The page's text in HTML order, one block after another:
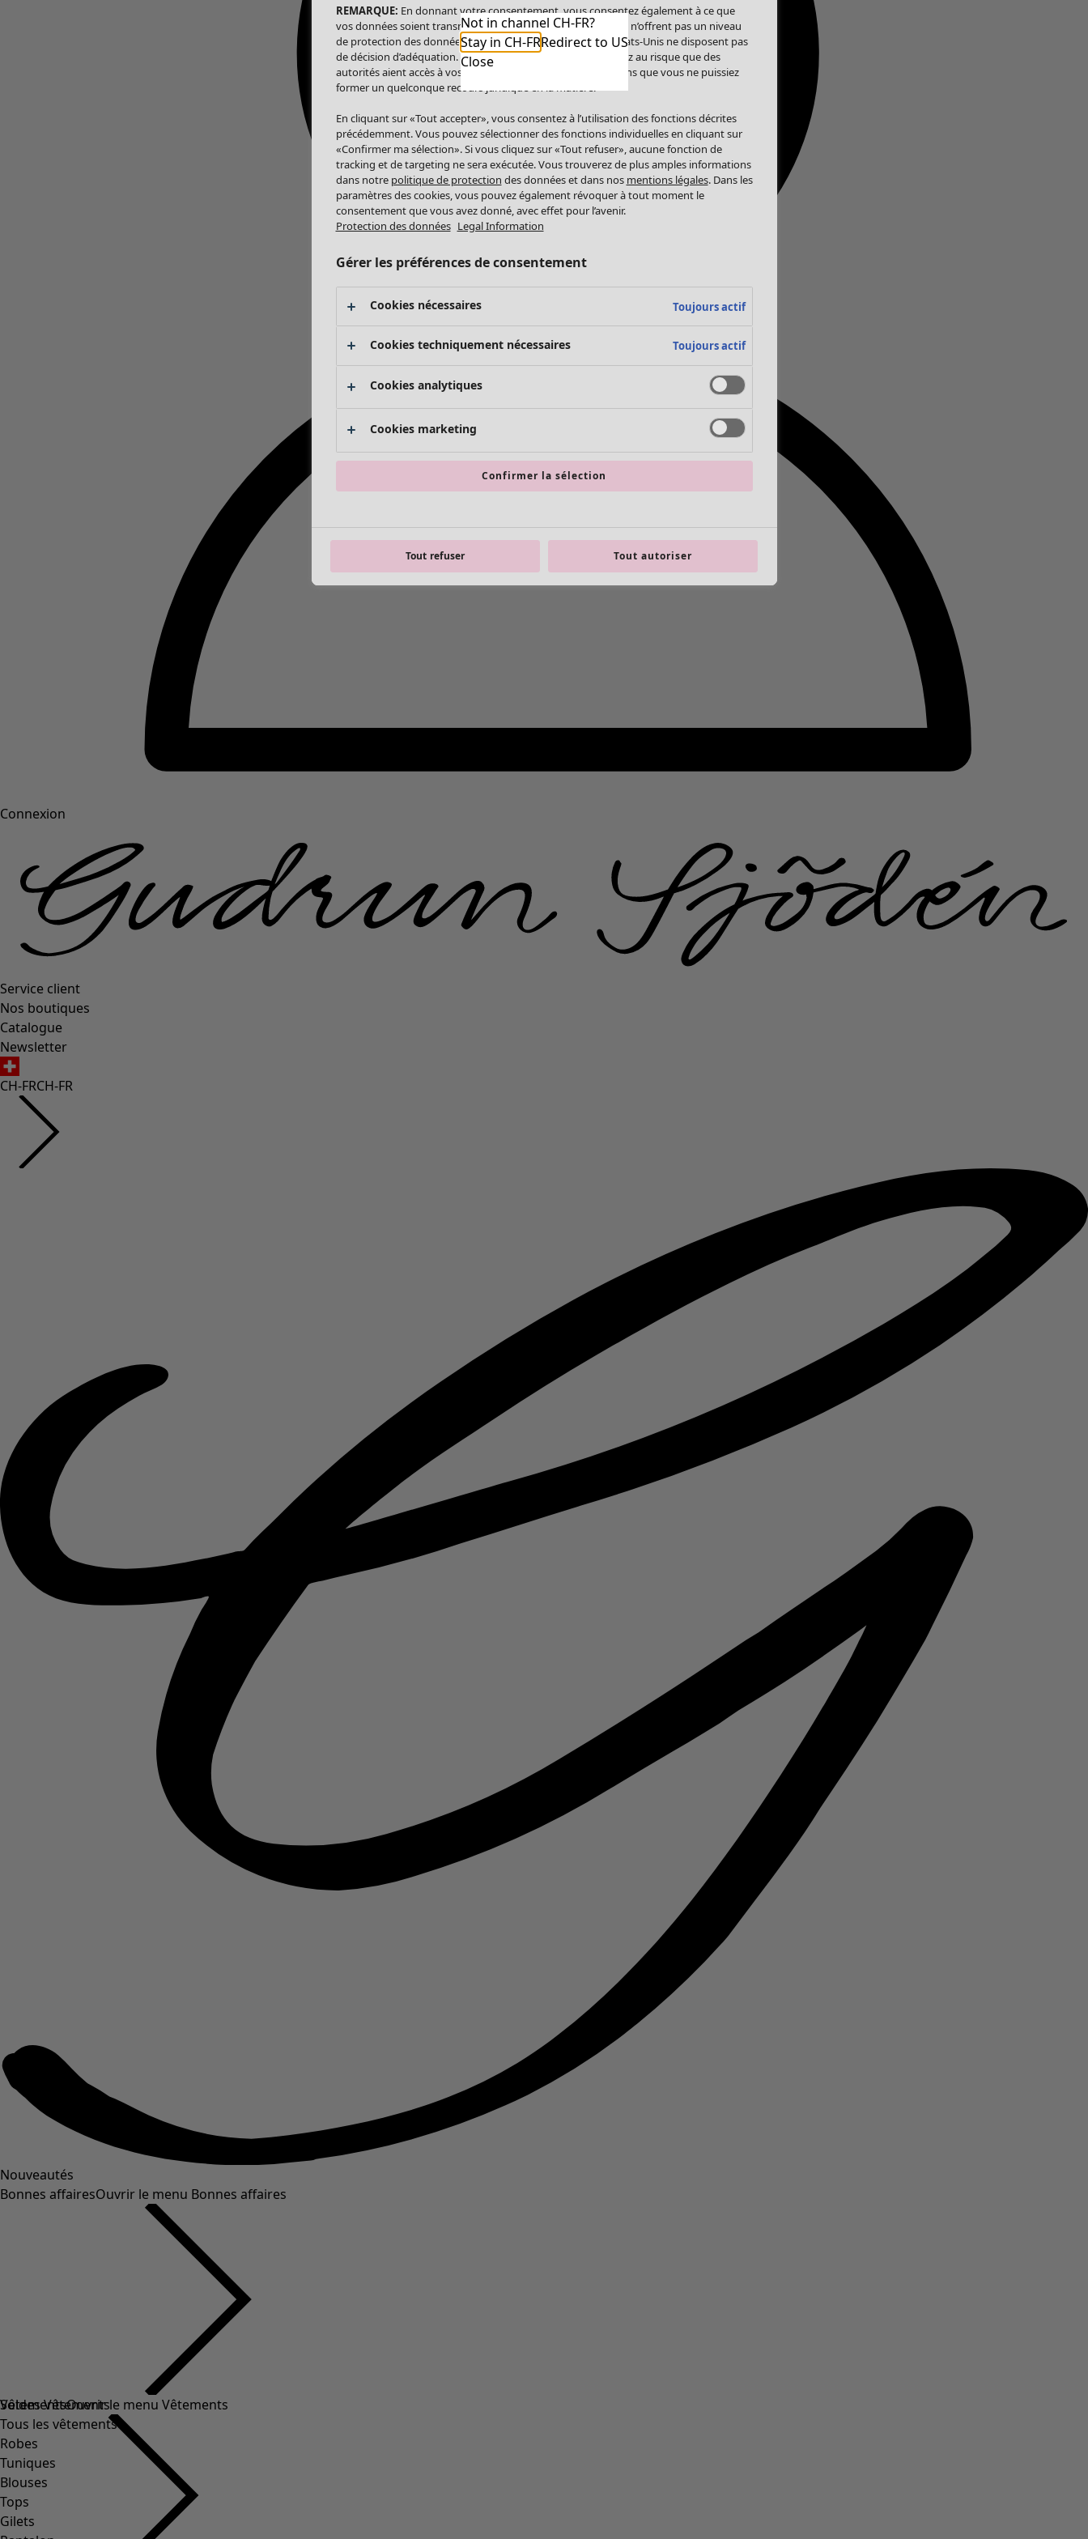
Connexion
Service client
Nos boutiques
Catalogue
Newsletter
CH-FRCH-FR
Nouveautés
Bonnes affairesOuvrir le menu Bonnes affaires
Soldes Vêtements
Tous les vêtements
Robes
Tuniques
Blouses
Tops
Gilets
VêtementsOuvrir le menu Vêtements
Not in channel CH-FR?
Stay in CH-FRRedirect to US
Close
REMARQUE: En donnant votre consentement, vous consentez également à ce que
vos données soient transmises aux États-Unis. Les États-Unis n’offrent pas un niveau
de protection des données comparable à celui de l’UE. Les États-Unis ne disposent pas
de décision d’adéquation. Par conséquent, vous vous exposez au risque que des
autorités aient accès à vos données à caractère personnel sans que vous ne puissiez
former un quelconque recours juridique en la matière.
En cliquant sur «Tout accepter», vous consentez à l’utilisation des fonctions décrites
précédemment. Vous pouvez sélectionner des fonctions individuelles en cliquant sur
«Confirmer ma sélection». Si vous cliquez sur «Tout refuser», aucune fonction de
tracking et de targeting ne sera exécutée. Vous trouverez de plus amples informations
dans notre politique de protection des données et dans nos mentions légales. Dans les
paramètres des cookies, vous pouvez également révoquer à tout moment le
consentement que vous avez donné, avec effet pour l’avenir.
Protection des données Legal Information
Gérer les préférences de consentement
Cookies nécessaires Toujours actif
Cookies techniquement nécessaires Toujours actif
Cookies analytiques
Cookies marketing
Confirmer la sélection
Tout refuser Tout autoriser